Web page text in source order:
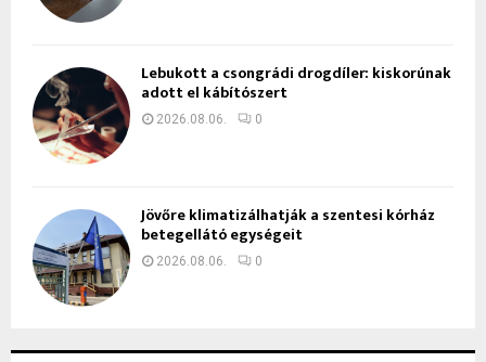
Lebukott a csongrádi drogdíler: kiskorúnak
adott el kábítószert
2026.08.06. 0
Jövőre klimatizálhatják a szentesi kórház
betegellátó egységeit
2026.08.06. 0